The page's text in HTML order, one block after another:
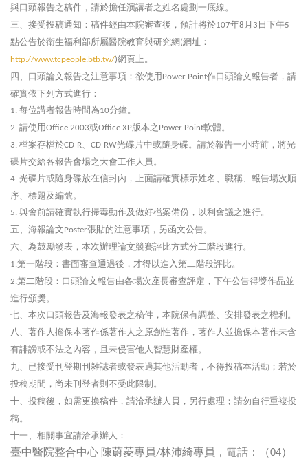
與口頭報告之稿件，請於擔任演講者之姓名處劃一底線。
三、接受投稿通知：稿件經由本院審查後，預計將於107年8 月 3 日下午5
點公告於衛生福利部所屬醫院教育與研究網(網址：
http://www.tcpeople.btb.tw/)網頁上。
四、口頭論文報告之注意事項：欲使用Power Point作口頭論文報告者，請
確實依下列方式進行：
1. 每位講者報告時間為10分鐘。
2. 請使用Office 2003或Office XP版本之 Power Point軟體。
3. 檔案存檔於CD-R、 CD-RW光碟片中或隨身碟。請於報告一小時前，將光
碟片交給各報告會場之大會工作人員。
4. 光碟片或隨身碟放在信封內，上面請確實標示姓名、職稱、報告場次順
序、標題及編號。
5. 與會前請確實執行掃毒動作及做好檔案備份，以利會議之進行。
五、海報論文Poster張貼的注意事項，另函文公告。
六、為鼓勵發表，本次辦理論文競賽評比方式分二階段進行。
1.第一階段：書面審查通過後，才得以進入第二階段評比。
2.第二階段：口頭論文報告由各場次座長審查評定，下午公告得獎作品並
進行頒獎。
七、本次口頭報告及海報發表之稿件，本院保有調整、安排發表之權利。
八、著作人擔保本著作係著作人之原創性著作，著作人並擔保本著作未含
有誹謗或不法之內容，且未侵害他人智慧財產權。
九、已接受刊登期刊雜誌者或發表過其他活動者，不得投稿本活動；若於
投稿期間，尚未刊登者則不受此限制。
十、投稿後，如需更換稿件，請洽承辦人員，另行處理；請勿自行重複投
稿。
十一、相關事宜請洽承辦人：
臺中醫院整合中心 陳蔚菱專員/林沛綺專員，電話：（04）